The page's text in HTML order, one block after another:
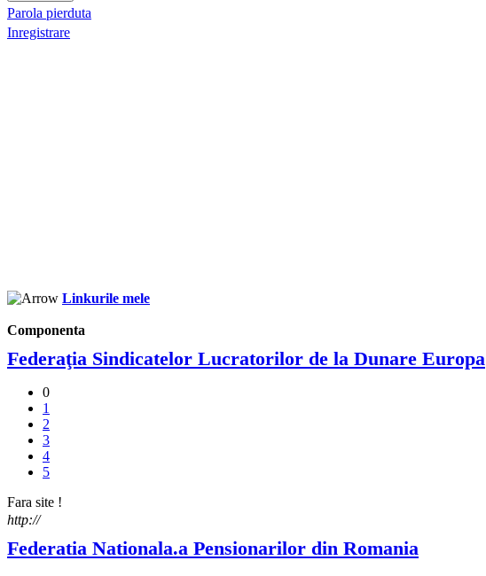
Parola pierduta
Inregistrare
Linkurile mele
Componenta
Federaţia Sindicatelor Lucratorilor de la Dunare Europa
0
1
2
3
4
5
Fara site !
http://
Federatia Nationala.a Pensionarilor din Romania